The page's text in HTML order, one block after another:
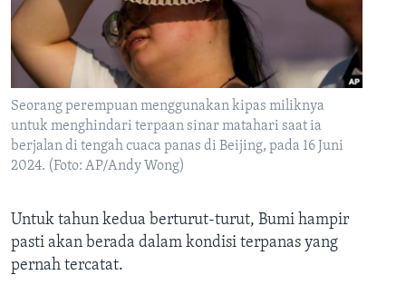
Bahasa-bahasa
Seorang perempuan menggunakan kipas miliknya
untuk menghindari terpaan sinar matahari saat ia
berjalan di tengah cuaca panas di Beijing, pada 16 Juni
2024. (Foto: AP/Andy Wong)
Untuk tahun kedua berturut-turut, Bumi hampir
pasti akan berada dalam kondisi terpanas yang
pernah tercatat.